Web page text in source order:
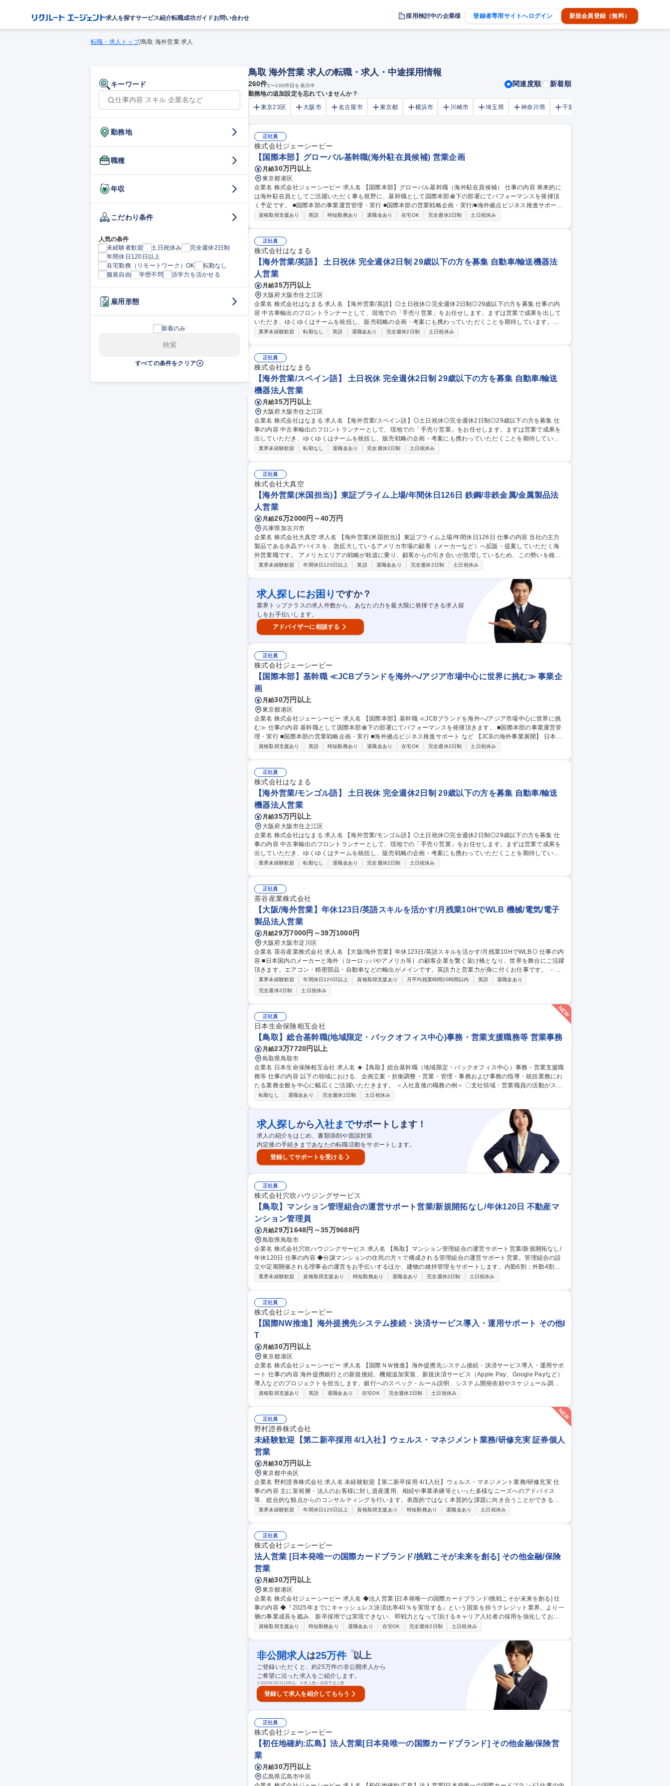
求人を探すサービス紹介転職成功ガイドお問い合わせ 採用検討中の企業様 登録者専用サイトへログイン 新規会員登録（無料）
転職・求人トップ/鳥取 海外営業 求人
キーワード
勤務地
職種
年収
こだわり条件
人気の条件
未経験者歓迎
土日祝休み
完全週休2日制
年間休日120日以上
在宅勤務（リモートワーク）OK
転勤なし
服装自由
学歴不問 語学力を活かせる
雇用形態
新着のみ
検索
すべての条件をクリア
鳥取 海外営業 求人の転職・求人・中途採用情報
260件1〜100件目を表示中 関連度順 新着順
勤務地の追加設定を忘れていませんか？
東京23区
大阪市 名古屋市 東京都 横浜市 川崎市 埼玉県 神奈川県 千葉市
正社員
株式会社ジェーシービー
【国際本部】グローバル基幹職(海外駐在員候補) 営業企画
月給30万円以上
東京都港区
企業名 株式会社ジェーシービー 求人名 【国際本部】グローバル基幹職（海外駐在員候補） 仕事の内容 将来的に
は海外駐在員としてご活躍いただく事も視野に、基幹職として国際本部傘下の部署にてパフォーマンスを発揮頂
く予定です。 ■国際本部の事業運営管理・実行 ■国際本部の営業戦略企画・実行/■海外拠点ビジネス推進サポート
等 【JCBの海外事業展開】日本発、唯一の国際ブランドであるJCBは、日本人会員を念頭に海外加盟店を拡大す
ます。 募集職種 【国際本部】グローバル基幹職（海外駐在員候補）
資格取得支援あり 英語 時短勤務あり 退職金あり 在宅OK 完全週休2日制 土日祝休み
正社員
株式会社はなまる
【海外営業/英語】 土日祝休 完全週休2日制 29歳以下の方を募集 自動車/輸送機器法
人営業
月給35万円以上
大阪府大阪市住之江区
企業名 株式会社はなまる 求人名 【海外営業/英語】◎土日祝休◎完全週休2日制◎29歳以下の方を募集 仕事の内
容 中古車輸出のフロントランナーとして、現地での「手売り営業」をお任せします。まずは営業で成果を出して
いただき、ゆくゆくはチームを統括し、販売戦略の企画・考案にも携わっていただくことを期待しています。
【入社後お任せする業務】 ■現地開拓営業：3週間単位の海外出張を通じ、現地ディーラー等への直接アプロー
9歳以下の方を募集
業界未経験歓迎 転勤なし 英語 退職金あり 完全週休2日制 土日祝休み
正社員
株式会社はなまる
【海外営業/スペイン語】 土日祝休 完全週休2日制 29歳以下の方を募集 自動車/輸送
機器法人営業
月給35万円以上
大阪府大阪市住之江区
企業名 株式会社はなまる 求人名 【海外営業/スペイン語】◎土日祝休◎完全週休2日制◎29歳以下の方を募集 仕
事の内容 中古車輸出のフロントランナーとして、現地での「手売り営業」をお任せします。まずは営業で成果を
出していただき、ゆくゆくはチームを統括し、販売戦略の企画・考案にも携わっていただくことを期待していま
す。 【入社後お任せする業務】 ■現地開拓営業：3週間単位の海外出張を通じ、現地ディーラー等への直接アプロ
2日制◎29歳以下の方を募集
業界未経験歓迎 転勤なし 退職金あり 完全週休2日制 土日祝休み
正社員
株式会社大真空
【海外営業(米国担当)】東証プライム上場/年間休日126日 鉄鋼/非鉄金属/金属製品法
人営業
月給26万2000円～40万円
兵庫県加古川市
企業名 株式会社大真空 求人名 【海外営業(米国担当)】東証プライム上場/年間休日126日 仕事の内容 当社の主力
製品である水晶デバイスを、急拡大しているアメリカ市場の顧客（メーカーなど）へ拡販・提案していただく海
外営業職です。 アメリカエリアの戦略が軌道に乗り、顧客からの引き合いが急増しているため、この勢いを維
持・加速させるための増員募集です。技術的な回答や要求の整理を迅速に行い、北米エリアの拡販活動を最前線
きます。 【変更の範囲】当社業務全般 募集職種 【海外営業(米国担当)】東証プライム上場/年間休日126日
業界未経験歓迎 年間休日120日以上 英語 退職金あり 完全週休2日制 土日祝休み
求人探しにお困り ですか？
業界トップクラスの求人件数から、あなたの力を最大限に発揮できる求人探
しをお手伝いします。
アドバイザーに相談する
正社員
株式会社ジェーシービー
【国際本部】基幹職 ≪JCBブランドを海外へ/アジア市場中心に世界に挑む≫ 事業企
画
月給30万円以上
東京都港区
企業名 株式会社ジェーシービー 求人名 【国際本部】基幹職 ≪JCBブランドを海外へ/アジア市場中心に世界に挑
む≫ 仕事の内容 基幹職として国際本部傘下の部署にてパフォーマンスを発揮頂きます。 ■国際本部の事業運営管
理・実行 ■国際本部の営業戦略企画・実行 ■海外拠点ビジネス推進サポート など 【JCBの海外事業展開】 日本
発、唯一の国際ブランドであるJCBは、日本人会員を念頭に海外加盟店を拡大するステージから、海外でも発行事
職 ≪JCBブランドを海外へ/アジア市場中心に世界に挑む≫
資格取得支援あり 英語 時短勤務あり 退職金あり 在宅OK 完全週休2日制 土日祝休み
正社員
株式会社はなまる
【海外営業/モンゴル語】 土日祝休 完全週休2日制 29歳以下の方を募集 自動車/輸送
機器法人営業
月給35万円以上
大阪府大阪市住之江区
企業名 株式会社はなまる 求人名 【海外営業/モンゴル語】◎土日祝休◎完全週休2日制◎29歳以下の方を募集 仕
事の内容 中古車輸出のフロントランナーとして、現地での「手売り営業」をお任せします。まずは営業で成果を
出していただき、ゆくゆくはチームを統括し、販売戦略の企画・考案にも携わっていただくことを期待していま
す。 【入社後お任せする業務】 ■現地開拓営業：3週間単位の海外出張を通じ、現地ディーラー等への直接アプロ
2日制◎29歳以下の方を募集
業界未経験歓迎 転勤なし 退職金あり 完全週休2日制 土日祝休み
正社員
茶谷産業株式会社
【大阪/海外営業】年休123日/英語スキルを活かす/月残業10HでWLB 機械/電気/電子
製品法人営業
月給29万7000円～39万1000円
大阪府大阪市淀川区
企業名 茶谷産業株式会社 求人名 【大阪/海外営業】年休123日/英語スキルを活かす/月残業10HでWLB◎ 仕事の内
容 ■日本国内のメーカーと海外（ヨーロッパやアメリカ等）の顧客企業を繋ぐ架け橋となり、世界を舞台にご活躍
頂きます。エアコン・精密部品・自動車などの輸出がメインです。英語力と営業力が身に付くお仕事です。 ・国
内外顧客との折衝（電話/メール/Web/国内・海外出張あり） 海外出張頻度：年1－2回・1週間～2週間程度 ・受発
注、出荷、代金回収などの管理業務 ※営業事務と協同体制の為、営業に専念しやすい環境です！ 【海外駐在有】
将来的に数年間海外支店(ドバイ)への駐在を予定しております。 募集職種 【大阪/海外営業】年休123日/英語スキ
ルを活かす/月残業10HでWLB◎
業界未経験歓迎 年間休日120日以上 資格取得支援あり 月平均残業時間20時間以内 英語
退職金あり
完全週休2日制
土日祝休み
正社員
日本生命保険相互会社
【鳥取】総合基幹職(地域限定・バックオフィス中心)事務・営業支援職務等 営業事務
月給23万7720円以上
鳥取県鳥取市
企業名 日本生命保険相互会社 求人名 ★【鳥取】総合基幹職（地域限定・バックオフィス中心）事務・営業支援職
務等 仕事の内容 以下の領域における、企画立案・折衝調整・営業・管理・事務および事務の指導・統括業務にわ
たる業務全般を中心に幅広くご活躍いただきます。 ＜入社直後の職務の例＞ 〇支社領域：営業職員の活動がスム
ーズに進むよう、事務手続きや各種調整を担当。保険手続きに関する事務、営業職員からの問い合わせ対応、支
域：お客様がご来店する窓口で、安心して保険について相談できるようお客様対応を担当。来店されたお客様の
ニーズヒアリング、契約内容の相談対応、各種お手続き対応等 募集職種 ★【鳥取】総合基幹職（地域限定・バッ
クオフィス中心）事務・営業支援職務等
転勤なし 退職金あり 完全週休2日制 土日祝休み
求人探しから 入社までサポートします！
求人の紹介をはじめ、書類添削や面談対策
内定後の手続きまであなたの転職活動をサポートします。
登録してサポートを受ける
正社員
株式会社穴吹ハウジングサービス
【鳥取】マンション管理組合の運営サポート営業/新規開拓なし/年休120日 不動産マ
ンション管理員
月給29万1648円～35万9688円
鳥取県鳥取市
企業名 株式会社穴吹ハウジングサービス 求人名 【鳥取】マンション管理組合の運営サポート営業/新規開拓なし/
年休120日 仕事の内容 ◆分譲マンションの住民の方々で構成される管理組合の運営サポート営業。管理組合の設
立や定期開催される理事会の運営をお手伝いするほか、建物の維持管理をサポートします。内勤6割：外勤4割程
度です。 【具体的には】・管理組合会計（出納関係）書類のチェック、報告等 ・理事会、総会の議事進行（司会
織が行うため新規開拓はありません。 ◆従事すべき業務の変更の範囲：当社規程に定める業務全般 募集職種 【鳥
取】マンション管理組合の運営サポート営業/新規開拓なし/年休120日
業界未経験歓迎 資格取得支援あり 時短勤務あり 退職金あり 完全週休2日制 土日祝休み
正社員
株式会社ジェーシービー
【国際NW推進】海外提携先システム接続・決済サービス導入・運用サポート その他I
T
月給30万円以上
東京都港区
企業名 株式会社ジェーシービー 求人名 【国際ＮＷ推進】海外提携先システム接続・決済サービス導入・運用サポ
ート 仕事の内容 海外提携銀行との新規接続、機能追加実装、新規決済サービス（Apple Pay、Google Payなど）
導入などのプロジェクトを担当します。銀行へのスペック・ルール説明、システム開発依頼やスケジュール調
整、システム 部門が行うテスト・本番リリースのサポートまで一貫して英語を用いて行います。新規機能導入で
す。その他、保守運用サポートでは、銀行からの申請・問い合わせ対応、課題改善を行い、サービスの品質向上
と安定運用に貢献します。エンジニアではありませんが、ITやネットワークの基本的な知識は必要です。 募集職
種 【国際ＮＷ推進】海外提携先システム接続・決済サービス導入・運用サポート
資格取得支援あり 英語 退職金あり 在宅OK 完全週休2日制 土日祝休み
正社員
野村證券株式会社
未経験歓迎【第二新卒採用 4/1入社】ウェルス・マネジメント業務/研修充実 証券個人
営業
月給30万円以上
東京都中央区
企業名 野村證券株式会社 求人名 未経験歓迎【第二新卒採用 4/1入社】ウェルス・マネジメント業務/研修充実 仕
事の内容 主に富裕層・法人のお客様に対し資産運用、相続や事業承継等といった多様なニーズへのアドバイス
等、総合的な観点からのコンサルティングを行います。表面的ではなく本質的な課題に向き合うことができるお
仕事です 資産全般やソリューションに関する幅広い知識が必要になりますが充実した研修で身に着けていただき
のお客様へ付加価値の高いサービスをお届けすることができます 募集職種 未経験歓迎【第二新卒採用 4/1入社】
ウェルス・マネジメント業務/研修充実
業界未経験歓迎 年間休日120日以上 資格取得支援あり 時短勤務あり 退職金あり 土日祝休み
正社員
株式会社ジェーシービー
法人営業 [日本発唯一の国際カードブランド/挑戦こそが未来を創る] その他金融/保険
営業
月給30万円以上
東京都港区
企業名 株式会社ジェーシービー 求人名 ◆法人営業 [日本発唯一の国際カードブランド/挑戦こそが未来を創る] 仕
事の内容 ◆『2025年までにキャッシュレス決済比率40％を実現する』という国策を担うクレジット業界。より一
層の事業成長を鑑み、新卒採用では実現できない、即戦力となって頂けるキャリア入社者の採用を強化しており
ます。 ◆今回は、営業職としてご入社いただき、将来的に全社で幅広くご経験を積んでいただくことを想定した
本部 ◆カード事業統括部門 ※【配属先の業務内容】は下部「企業からのコメント」欄に記載。 募集職種 ◆法人
営業 [日本発唯一の国際カードブランド/挑戦こそが未来を創る]
資格取得支援あり 時短勤務あり 退職金あり 在宅OK 完全週休2日制 土日祝休み
非公開求人 は25万件 ※以上
ご登録いただくと、約25万件の非公開求人から
ご希望に沿った求人をご紹介します。
※2026年3月31日時点 ※求人数＝採用予定人数
登録して求人を紹介してもらう
正社員
株式会社ジェーシービー
【初任地確約:広島】法人営業[日本発唯一の国際カードブランド] その他金融/保険営
業
月給30万円以上
広島県広島市中区